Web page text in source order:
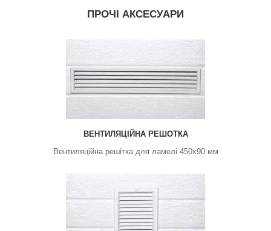
ПРОЧІ АКСЕСУАРИ
ВЕНТИЛЯЦІЙНА РЕШОТКА
Вентиляційна решітка для ламелі 450x90 мм